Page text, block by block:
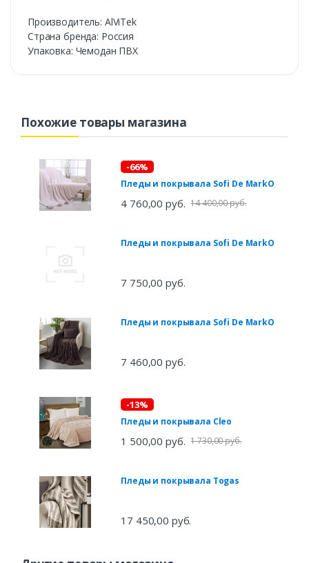
Производитель: AlViTek
Cтрана бренда: Россия
Упаковка: Чемодан ПВХ
Похожие товары магазина
-66%
Пледы и покрывала Sofi De MarkO
4 760,00 руб. 14 400,00 руб.
Пледы и покрывала Sofi De MarkO
7 750,00 руб.
Пледы и покрывала Sofi De MarkO
7 460,00 руб.
-13%
Пледы и покрывала Cleo
1 500,00 руб. 1 730,00 руб.
Пледы и покрывала Togas
17 450,00 руб.